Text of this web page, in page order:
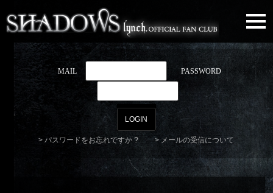
MAIL PASSWORD
パスワードをお忘れですか ? メールの受信について